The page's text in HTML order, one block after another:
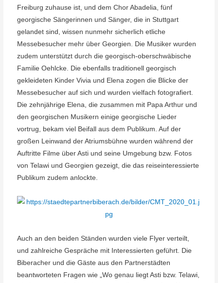
Freiburg zuhause ist, und dem Chor Abadelia, fünf
georgische Sängerinnen und Sänger, die in Stuttgart
gelandet sind, wissen nunmehr sicherlich etliche
Messebesucher mehr über Georgien. Die Musiker wurden
zudem unterstützt durch die georgisch-oberschwäbische
Familie Oehlcke. Die ebenfalls traditionell georgisch
gekleideten Kinder Vivia und Elena zogen die Blicke der
Messebesucher auf sich und wurden vielfach fotografiert.
Die zehnjährige Elena, die zusammen mit Papa Arthur und
den georgischen Musikern einige georgische Lieder
vortrug, bekam viel Beifall aus dem Publikum. Auf der
großen Leinwand der Atriumsbühne wurden während der
Auftritte Filme über Asti und seine Umgebung bzw. Fotos
von Telawi und Georgien gezeigt, die das reiseinteressierte
Publikum zudem anlockte.
Auch an den beiden Ständen wurden viele Flyer verteilt,
und zahlreiche Gespräche mit Interessierten geführt. Die
Biberacher und die Gäste aus den Partnerstädten
beantworteten Fragen wie „Wo genau liegt Asti bzw. Telawi,